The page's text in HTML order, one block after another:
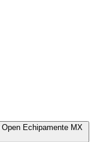
Open Echipamente MX